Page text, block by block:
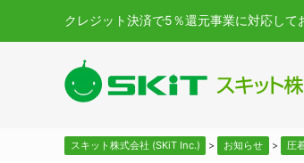
クレジット決済で5％還元事業に対応し
スキット株式会社 (SKiT Inc.) > お知らせ > 圧